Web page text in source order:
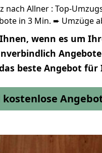
nach Allner : Top-
in 3 Min. ➨ Umzüge
wenn es um
beste Angebot